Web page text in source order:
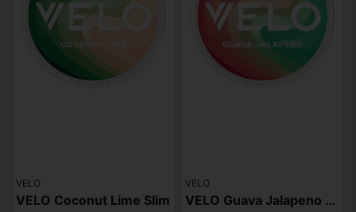
VELO
VELO Coconut Lime Slim
VELO
VELO Guava Jalapeno Slim